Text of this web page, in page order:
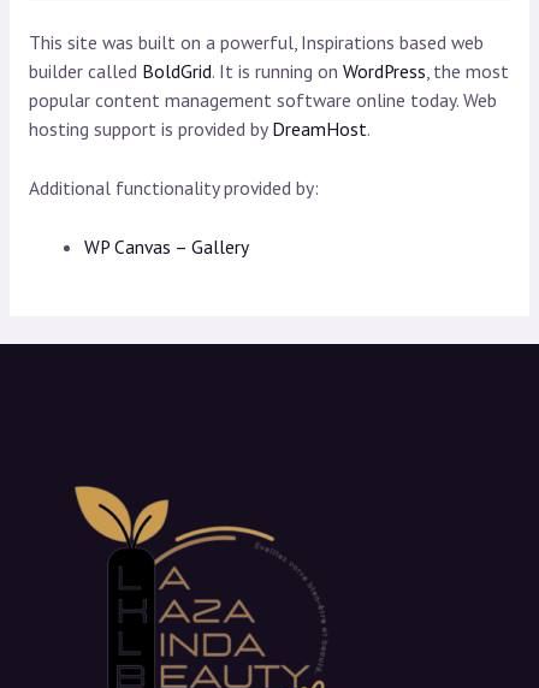
This site was built on a powerful, Inspirations based web
builder called BoldGrid. It is running on WordPress, the most
popular content management software online today. Web
hosting support is provided by DreamHost.
Additional functionality provided by:
WP Canvas – Gallery